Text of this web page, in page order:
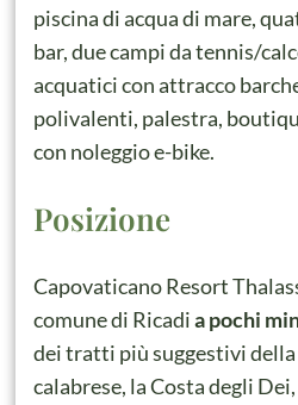
piscina di acqua di mare,
bar, due campi da tennis/
acquatici con attracco
polivalenti, palestra,
con noleggio e-bike.
Posizione
Capovaticano Resort
comune di Ricadia pochi
dei tratti più suggestivi
calabrese, la Costa degli